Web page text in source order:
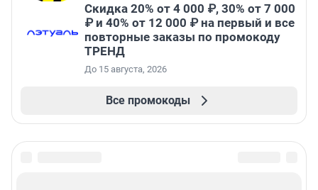
Скидка 20% от 4 000 ₽, 30% от 7 000
₽ и 40% от 12 000 ₽ на первый и все
повторные заказы по промокоду
ТРЕНД
До 15 августа, 2026
Все промокоды